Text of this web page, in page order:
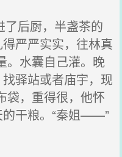
后厨，半盏茶的
严严实实，往林真
。水囊自己灌。晚
驿站或者庙宇，现
袋，重得很，他怀
的干粮。“秦姐——”